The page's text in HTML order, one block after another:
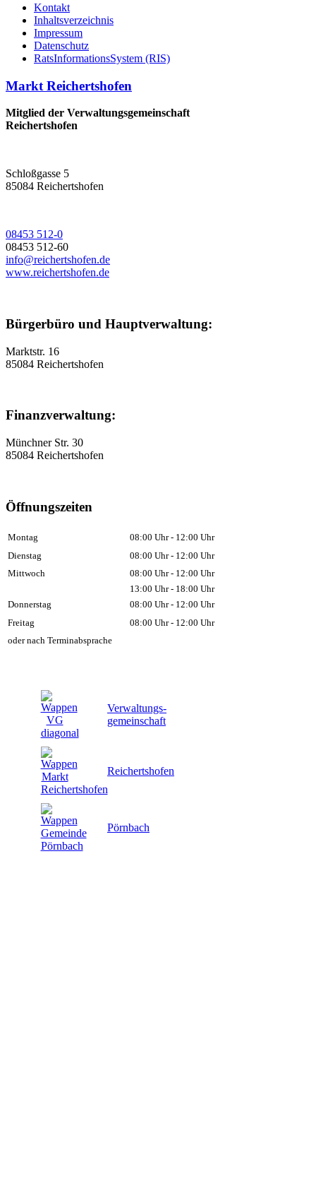
Kontakt
Inhaltsverzeichnis
Impressum
Datenschutz
RatsInformationsSystem (RIS)
Markt Reichertshofen
Mitglied der Verwaltungsgemeinschaft
Reichertshofen
Schloßgasse 5
85084 Reichertshofen
08453 512-0
08453 512-60
info@reichertshofen.de
www.reichertshofen.de
Bürgerbüro und Hauptverwaltung:
Marktstr. 16
85084 Reichertshofen
Finanzverwaltung:
Münchner Str. 30
85084 Reichertshofen
Öffnungszeiten
Montag
08:00 Uhr - 12:00 Uhr
Dienstag
08:00 Uhr - 12:00 Uhr
Mittwoch
08:00 Uhr - 12:00 Uhr
13:00 Uhr - 18:00 Uhr
Donnerstag
08:00 Uhr - 12:00 Uhr
Freitag
08:00 Uhr - 12:00 Uhr
oder nach Terminabsprache
Verwaltungs-
gemeinschaft
Reichertshofen
Pörnbach